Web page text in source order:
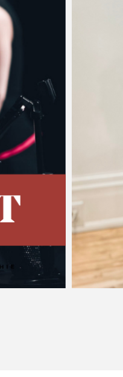
n’a jamais pu
d’Astor
de nouveaux…